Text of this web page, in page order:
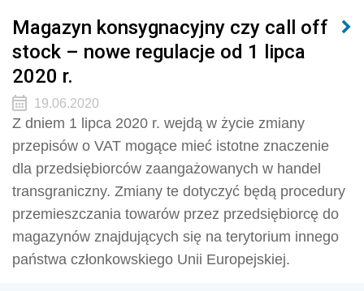
Magazyn konsygnacyjny czy call off
stock – nowe regulacje od 1 lipca
2020 r.
19.06.2020
Z dniem 1 lipca 2020 r. wejdą w życie zmiany
przepisów o VAT mogące mieć istotne znaczenie
dla przedsiębiorców zaangażowanych w handel
transgraniczny. Zmiany te dotyczyć będą procedury
przemieszczania towarów przez przedsiębiorcę do
magazynów znajdujących się na terytorium innego
państwa członkowskiego Unii Europejskiej.